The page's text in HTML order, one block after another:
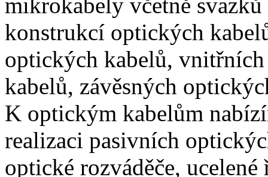
konstrukcí optických
optických kabelů,
kabelů, závěsných
K optickým kabelům
realizaci pasivních
optické rozváděče,